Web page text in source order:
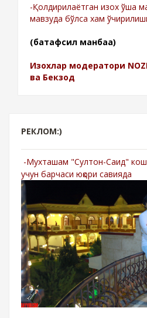
-Қолдирилаётган изох ўша
мавзуда бўлса хам
(батафсил манбаа)
Изохлар модератори
ва Бекзод
РЕКЛОМ:)
-Мухташам "Султон-Саид"
учун барчаси юқори савияда